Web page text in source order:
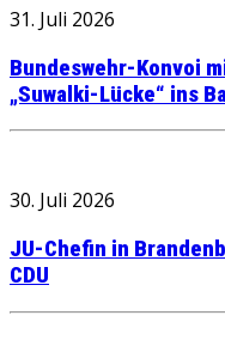
31. Juli 2026
Bundeswehr-Konvoi
„Suwalki-Lücke“ ins
30. Juli 2026
JU-Chefin in
CDU